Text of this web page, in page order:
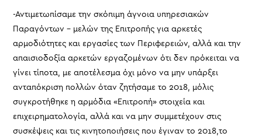
-Αντιμετωπίσαμε την σκόπιμη άγνοια υπηρεσιακών
Παραγόντων – μελών της Επιτροπής για αρκετές
αρμοδιότητες και εργασίες των Περιφερειών, αλλά και την
απαισιοδοξία αρκετών εργαζομένων ότι δεν πρόκειται να
γίνει τίποτα, με αποτέλεσμα όχι μόνο να μην υπάρξει
ανταπόκριση πολλών όταν ζητήσαμε το 2018, μόλις
συγκροτήθηκε η αρμόδια «Επιτροπή» στοιχεία και
επιχειρηματολογία, αλλά και να μην συμμετέχουν στις
συσκέψεις και τις κινητοποιήσεις που έγιναν το 2018,το